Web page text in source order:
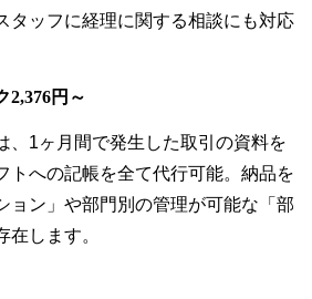
タッフに経理に関する相談にも対応
2,376円～
、1ヶ月間で発生した取引の資料を
トへの記帳を全て代行可能。納品を
ョン」や部門別の管理が可能な「部
在します。